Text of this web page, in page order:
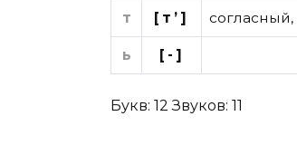
т [т’] согласный,
ь [-]
Букв: 12 Звуков: 11